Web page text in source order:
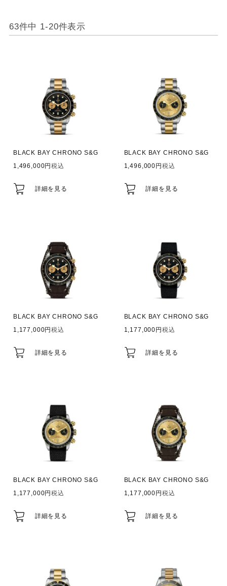
63件中 1-20件表示
BLACK BAY CHRONO S&G
1,496,000
税込
詳細を見る
BLACK BAY CHRONO S&G
1,496,000
税込
詳細を見る
BLACK BAY CHRONO S&G
1,177,000
税込
詳細を見る
BLACK BAY CHRONO S&G
1,177,000
税込
詳細を見る
BLACK BAY CHRONO S&G
1,177,000
税込
詳細を見る
BLACK BAY CHRONO S&G
1,177,000
税込
詳細を見る